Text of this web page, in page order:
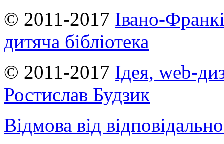
© 2011-2017 Івано-
дитяча бібліотека
© 2011-2017 Ідея, web-
Ростислав Будзик
Відмова від